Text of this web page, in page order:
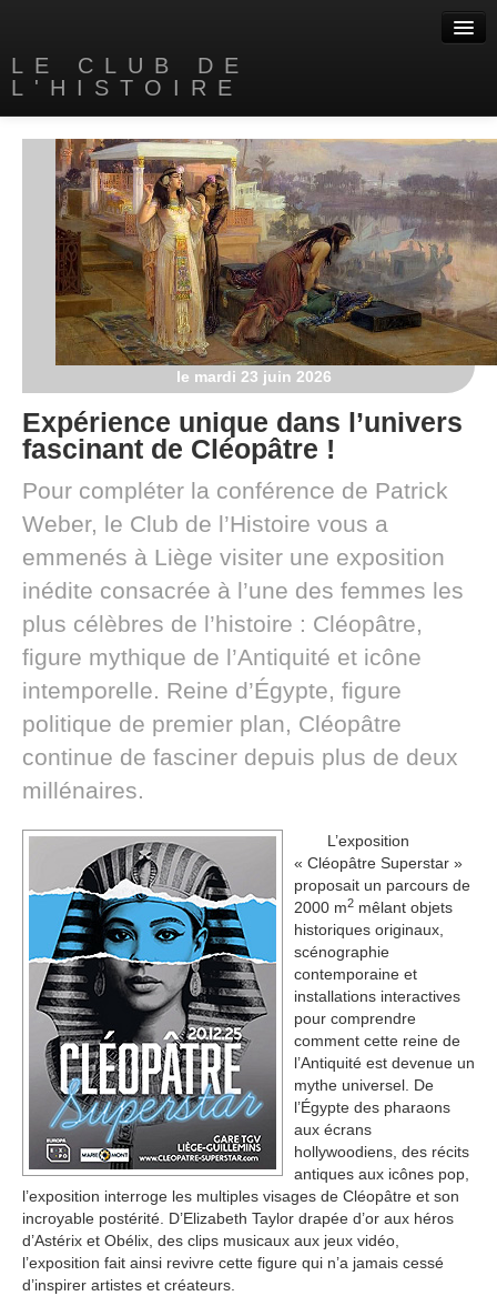
LE CLUB DE
L'HISTOIRE
A propos
Nos livres
Contact
le mardi 23 juin 2026
Expérience unique dans l’univers
fascinant de Cléopâtre !
Pour compléter la conférence de Patrick
Weber, le Club de l’Histoire vous a
emmenés à Liège visiter une exposition
inédite consacrée à l’une des femmes les
plus célèbres de l’histoire : Cléopâtre,
figure mythique de l’Antiquité et icône
intemporelle. Reine d’Égypte, figure
politique de premier plan, Cléopâtre
continue de fasciner depuis plus de deux
millénaires.
L’exposition
« Cléopâtre Superstar »
proposait un parcours de
2000 m2 mêlant objets
historiques originaux,
scénographie
contemporaine et
installations interactives
pour comprendre
comment cette reine de
l’Antiquité est devenue un
mythe universel. De
l’Égypte des pharaons
aux écrans
hollywoodiens, des récits
antiques aux icônes pop,
l’exposition interroge les multiples visages de Cléopâtre et son
incroyable postérité. D’Elizabeth Taylor drapée d’or aux héros
d’Astérix et Obélix, des clips musicaux aux jeux vidéo,
l’exposition fait ainsi revivre cette figure qui n’a jamais cessé
d’inspirer artistes et créateurs.